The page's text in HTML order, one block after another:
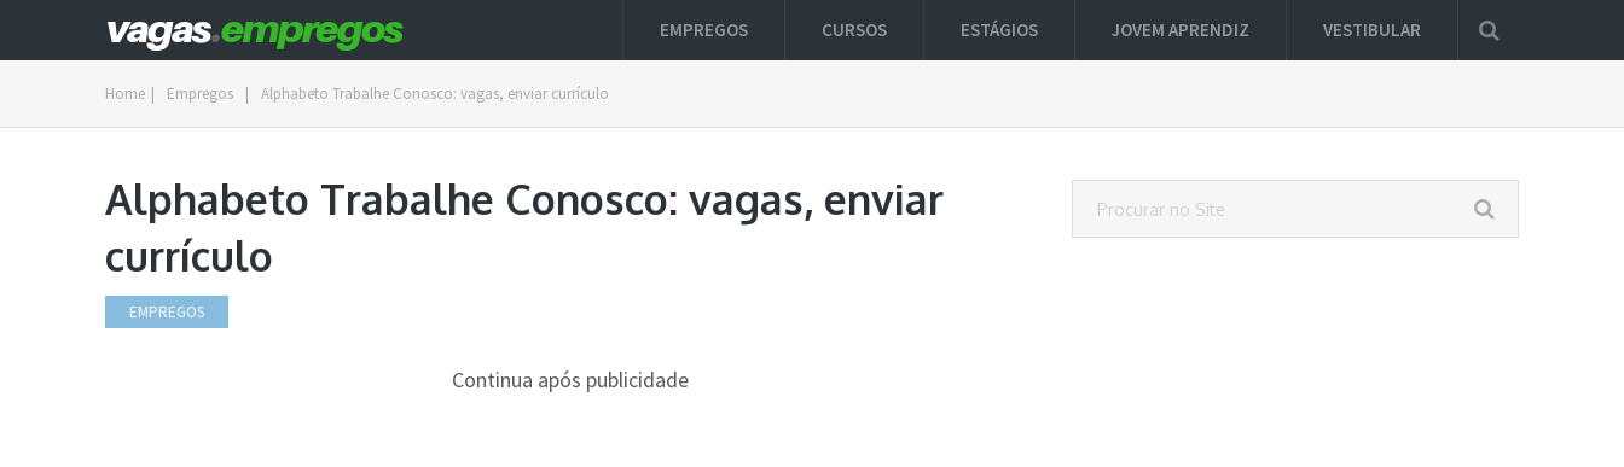
EMPREGOS CURSOS ESTÁGIOS JOVEM APRENDIZ VESTIBULAR
Home | Empregos | Alphabeto Trabalhe Conosco: vagas, enviar currículo
Alphabeto Trabalhe Conosco: vagas, enviar
currículo
EMPREGOS
Continua após publicidade